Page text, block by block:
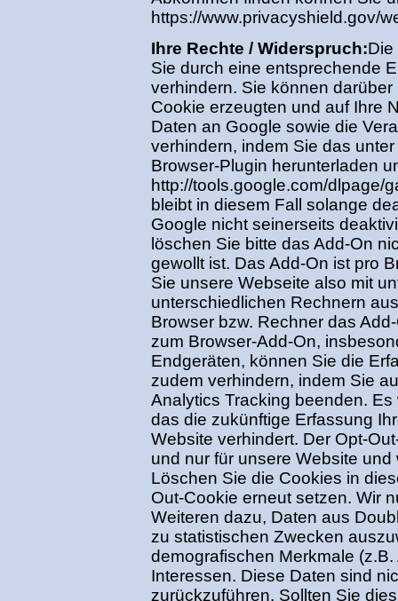
https://www.privacyshield.gov/
Ihre Rechte / Widerspruch:
Sie durch eine entsprechende
verhindern. Sie können
Cookie erzeugten und auf Ihre
Daten an Google sowie die
verhindern, indem Sie das
Browser-Plugin herunterladen
http://tools.google.com/dlpage/
bleibt in diesem Fall solange
Google nicht seinerseits
löschen Sie bitte das Add-On
gewollt ist. Das Add-On ist pro
Sie unsere Webseite also mit
unterschiedlichen Rechnern
Browser bzw. Rechner das
zum Browser-Add-On,
Endgeräten, können Sie die
zudem verhindern, indem Sie
Analytics Tracking beenden.
das die zukünftige Erfassung
Website verhindert. Der Opt-
und nur für unsere Website
Löschen Sie die Cookies in
Out-Cookie erneut setzen. Wir
Weiteren dazu, Daten aus
zu statistischen Zwecken
demografischen Merkmale
Interessen. Diese Daten sind
zurückzuführen. Sollten Sie